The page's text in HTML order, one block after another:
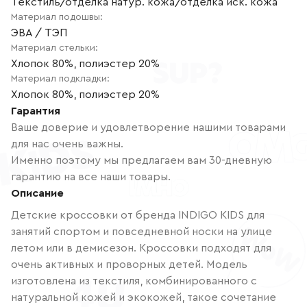
Материал подошвы:
ЭВА / ТЭП
Материал стельки:
Хлопок 80%, полиэстер 20%
Материал подкладки:
Хлопок 80%, полиэстер 20%
Гарантия
Ваше доверие и удовлетворение нашими товарами
для нас очень важны.
Именно поэтому мы предлагаем вам 30-дневную
гарантию на все наши товары.
Описание
Детские кроссовки от бренда INDIGO KIDS для
занятий спортом и повседневной носки на улице
летом или в демисезон. Кроссовки подходят для
очень активных и проворных детей. Модель
изготовлена из текстиля, комбинированного с
натуральной кожей и экокожей, такое сочетание